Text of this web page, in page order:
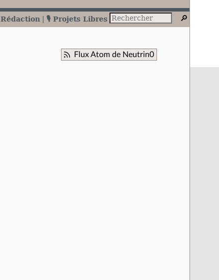
Rédaction 🎙️ Projets Libres
Flux Atom de Neutrin0